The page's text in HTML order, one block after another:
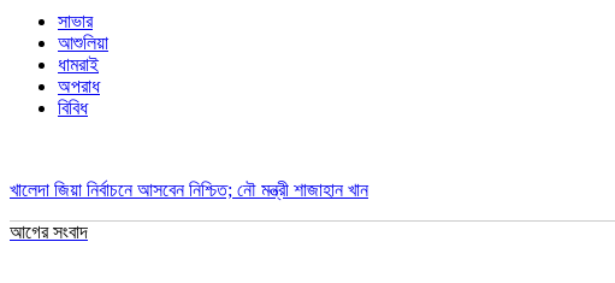
সাভার
আশুলিয়া
ধামরাই
অপরাধ
বিবিধ
খালেদা জিয়া নির্বাচনে আসবেন নিশ্চিত; নৌ মন্ত্রী শাজাহান খান
আগের সংবাদ